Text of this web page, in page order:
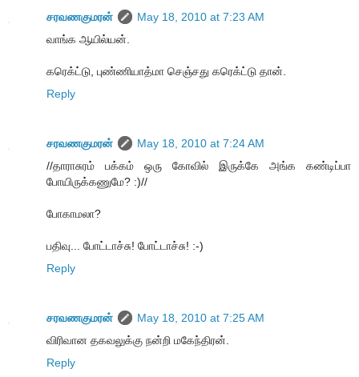
சரவணகுமரன்
May 18, 2010 at 7:23 AM
வாங்க ஆயில்யன்.
கரெக்ட்டு, புண்ணியாத்மா செஞ்சது கரெக்ட்டு தான்.
Reply
சரவணகுமரன்
May 18, 2010 at 7:24 AM
//தாராசுரம் பக்கம் ஒரு கோவில் இருக்கே அங்க கண்டிப்பா
போயிருக்கணுமே? :)//
போகாமலா?
பதிவு... போட்டாச்சு! போட்டாச்சு! :-)
Reply
சரவணகுமரன்
May 18, 2010 at 7:25 AM
விரிவான தகவலுக்கு நன்றி மகேந்திரன்.
Reply